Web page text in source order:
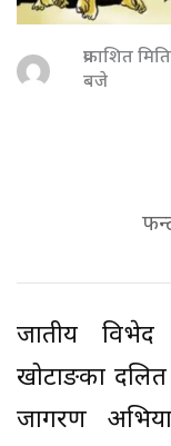
प्रकाशित
बजे
जातीय
खोटाङका
जागरण